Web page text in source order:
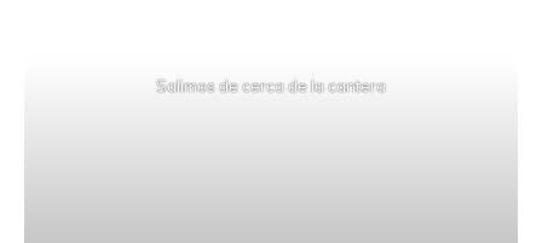
Salimos de cerca de la cantera